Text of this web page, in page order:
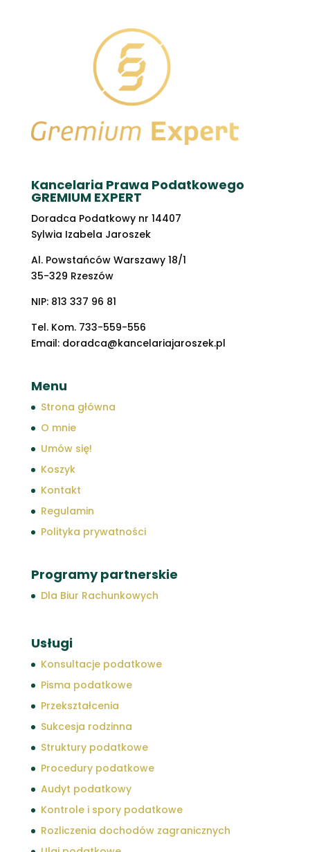
Kancelaria Prawa Podatkowego
GREMIUM EXPERT
Doradca Podatkowy nr 14407
Sylwia Izabela Jaroszek
Al. Powstańców Warszawy 18/1
35-329 Rzeszów
NIP: 813 337 96 81
Tel. Kom. 733-559-556
Email: doradca@kancelariajaroszek.pl
Menu
Strona główna
O mnie
Umów się!
Koszyk
Kontakt
Regulamin
Polityka prywatności
Programy partnerskie
Dla Biur Rachunkowych
Usługi
Konsultacje podatkowe
Pisma podatkowe
Przekształcenia
Sukcesja rodzinna
Struktury podatkowe
Procedury podatkowe
Audyt podatkowy
Kontrole i spory podatkowe
Rozliczenia dochodów zagranicznych